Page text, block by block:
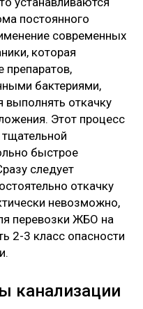
постоянного
современных
которая
препаратов,
бактериями,
выполнять откачку
Этот процесс
быстрое
следует
откачку
невозможно,
перевозки ЖБО на
2-3 класс опасности
канализации